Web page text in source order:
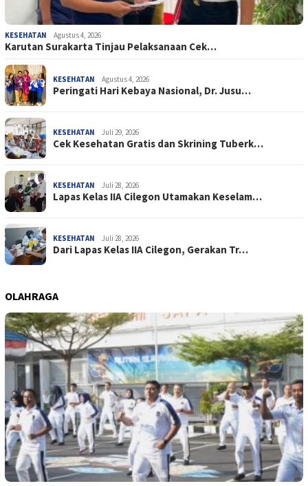
KESEHATAN Agustus 4, 2026
Karutan Surakarta Tinjau Pelaksanaan Cek…
KESEHATAN Agustus 4, 2026
Peringati Hari Kebaya Nasional, Dr. Jusu…
KESEHATAN Juli 29, 2026
Cek Kesehatan Gratis dan Skrining Tuberk…
KESEHATAN Juli 28, 2026
Lapas Kelas IIA Cilegon Utamakan Keselam…
KESEHATAN Juli 28, 2026
Dari Lapas Kelas IIA Cilegon, Gerakan Tr…
OLAHRAGA